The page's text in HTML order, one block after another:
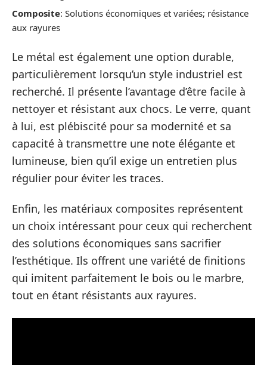
Composite: Solutions économiques et variées; résistance
aux rayures
Le métal est également une option durable,
particulièrement lorsqu’un style industriel est
recherché. Il présente l’avantage d’être facile à
nettoyer et résistant aux chocs. Le verre, quant
à lui, est plébiscité pour sa modernité et sa
capacité à transmettre une note élégante et
lumineuse, bien qu’il exige un entretien plus
régulier pour éviter les traces.
Enfin, les matériaux composites représentent
un choix intéressant pour ceux qui recherchent
des solutions économiques sans sacrifier
l’esthétique. Ils offrent une variété de finitions
qui imitent parfaitement le bois ou le marbre,
tout en étant résistants aux rayures.